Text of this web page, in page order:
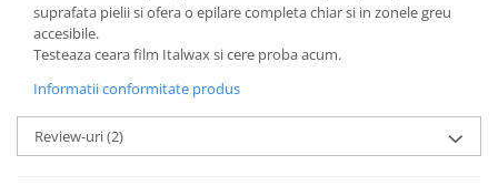
suprafata pielii si ofera o epilare completa chiar si in zonele greu
accesibile.
Testeaza ceara film Italwax si cere proba acum.
Informatii conformitate produs
Review-uri(2)